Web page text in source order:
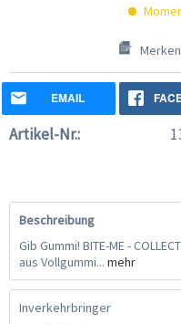
Merken
EMAIL
Artikel-Nr.:
Beschreibung
Gib Gummi! BITE-ME -
aus Vollgummi... mehr
Inverkehrbringer